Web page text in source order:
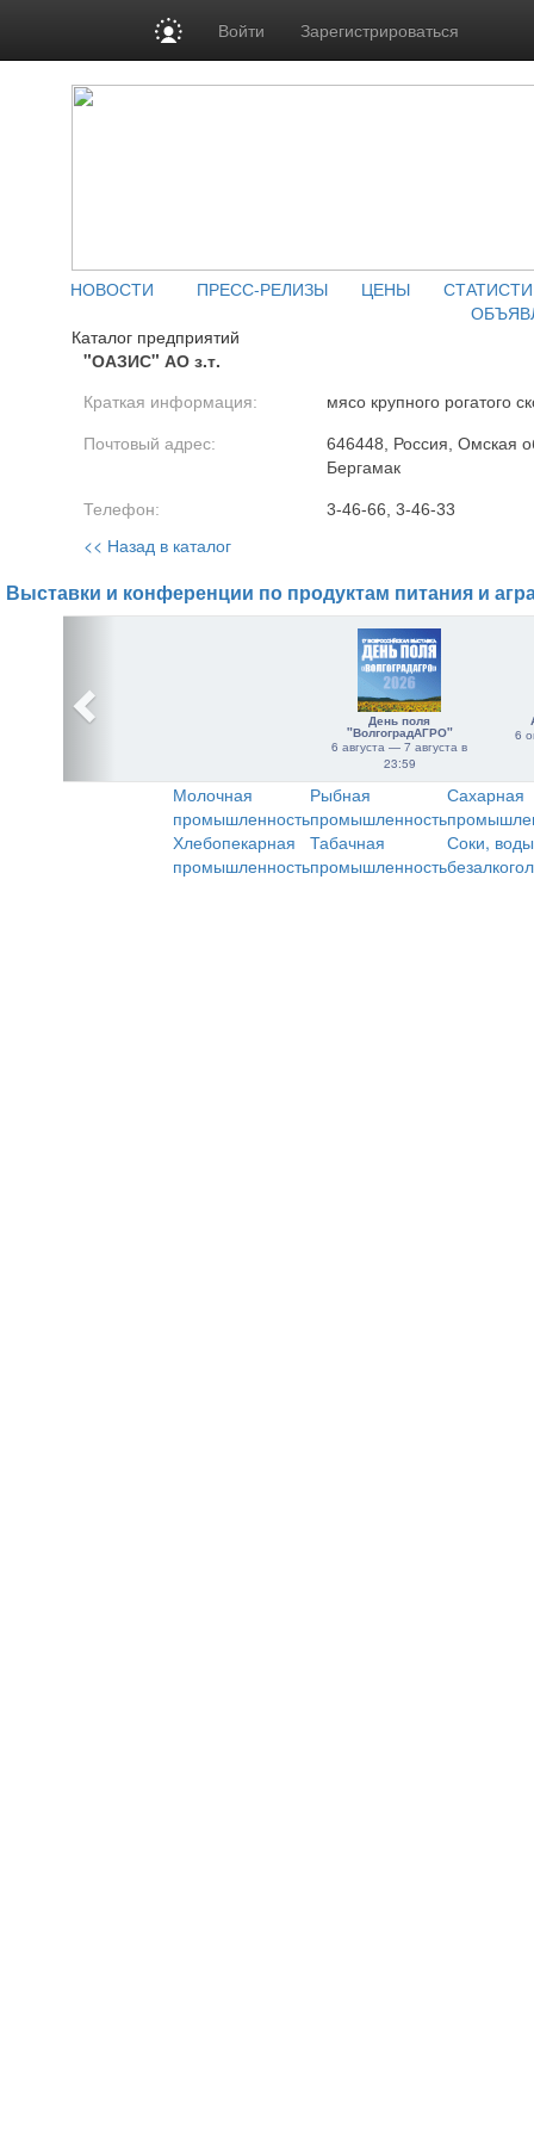
Войти Зарегистрироваться
НОВОСТИ ПРЕСС-РЕЛИЗЫ ЦЕНЫ
Каталог предприятий
"ОАЗИС" АО з.т.
Краткая информация: мясо крупного рогатого
Почтовый адрес:
646448, Россия, Омская
Бергамак
Телефон: 3-46-66, 3-46-33
<< Назад в каталог
Выставки и конференции по продуктам питания и
День поля
"ВолгоградАГРО"
6 августа — 7 августа в
23:59
6
Молочная
промышленность
Рыбная
промышленность
Сахарная
Хлебопекарная
промышленность
Табачная
промышленность
Соки,